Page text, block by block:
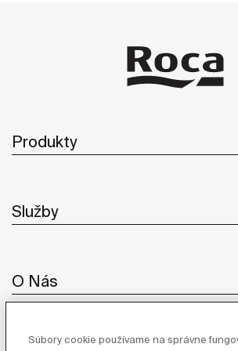
Produkty
Služby
O Nás
Súbory cookie používame na správne